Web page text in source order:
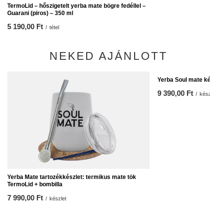
TermoLid – hőszigetelt yerba mate bögre fedéllel –
Guarani (piros) – 350 ml
5 190,00 Ft / tétel
NEKED AJÁNLOTT
Yerba Mate tartozékkészlet: termikus mate tök
TermoLid + bombilla
7 990,00 Ft / készlet
Yerba Soul mate
9 390,00 Ft / készlet